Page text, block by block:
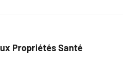
Propriétés Santé